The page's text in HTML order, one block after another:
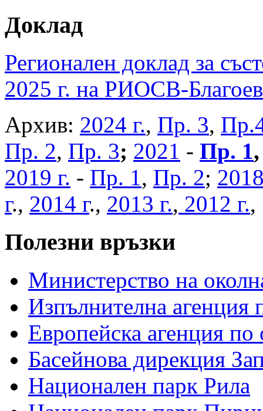
Доклад
Регионален доклад за
2025 г. на РИОСВ-
Архив: 2024 г., Пр. 3,
Пр. 2, Пр. 3; 2021 - Пр. 1
2019 г. - Пр. 1, Пр. 2;
г., 2014 г., 2013 г., 2012 г.
Полезни връзки
Министерство на
Изпълнителна агенция
Европейска агенция по
Басейнова дирекция
Национален парк Рила